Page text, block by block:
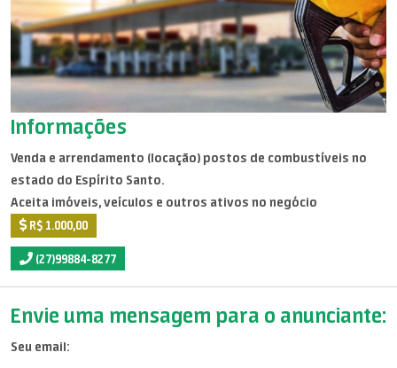
Informações
Venda e arrendamento (locação) postos de combustíveis no
estado do Espírito Santo.
Aceita imóveis, veículos e outros ativos no negócio
R$ 1.000,00
(27)99884-8277
Envie uma mensagem para o anunciante:
Seu email: